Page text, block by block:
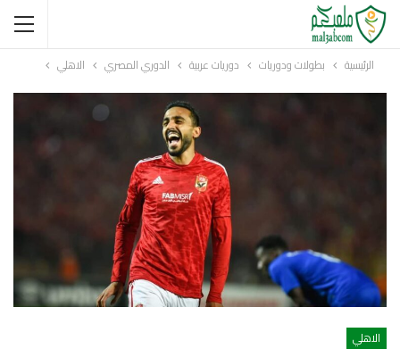
الرئيسية بطولات ودوريات دوريات عربية الدوري المصري الاهلي
الاهلي